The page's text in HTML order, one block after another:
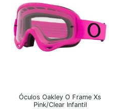
Óculos Oakley O Frame Xs
Pink/Clear Infantil